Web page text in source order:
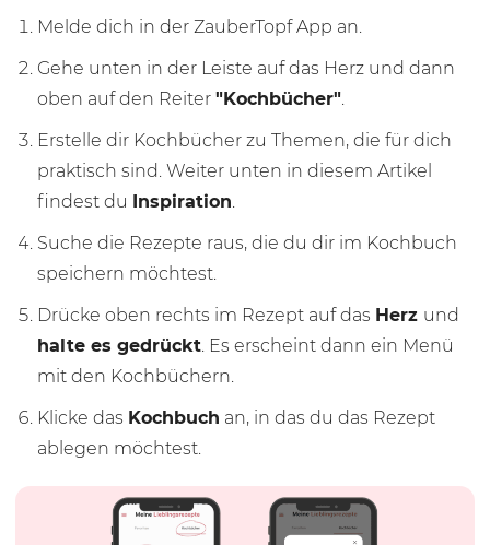
Melde dich in der ZauberTopf App an.
Gehe unten in der Leiste auf das Herz und dann
oben auf den Reiter "Kochbücher"
Erstelle dir Kochbücher zu Themen, die für dich
praktisch sind. Weiter unten in diesem Artikel
findest du Inspiration
Suche die Rezepte raus, die du dir im Kochbuch
speichern möchtest.
Drücke oben rechts im Rezept auf das Herz und
halte es gedrückt . Es erscheint dann ein Menü
mit den Kochbüchern.
Klicke das Kochbuch an, in das du das Rezept
ablegen möchtest.